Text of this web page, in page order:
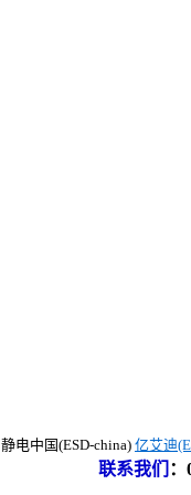
静电中国(ESD-china) 亿艾迪
联系我们 ：